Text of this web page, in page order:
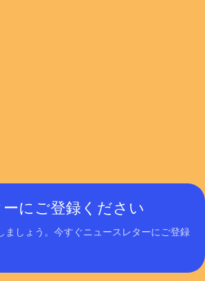
にご登録ください
ましょう。今すぐニュースレターにご登録